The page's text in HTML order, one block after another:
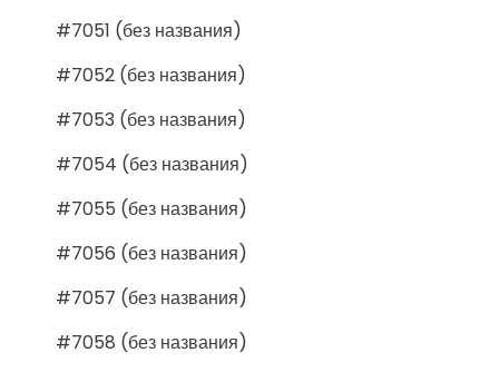
#7051 (без названия)
#7052 (без названия)
#7053 (без названия)
#7054 (без названия)
#7055 (без названия)
#7056 (без названия)
#7057 (без названия)
#7058 (без названия)